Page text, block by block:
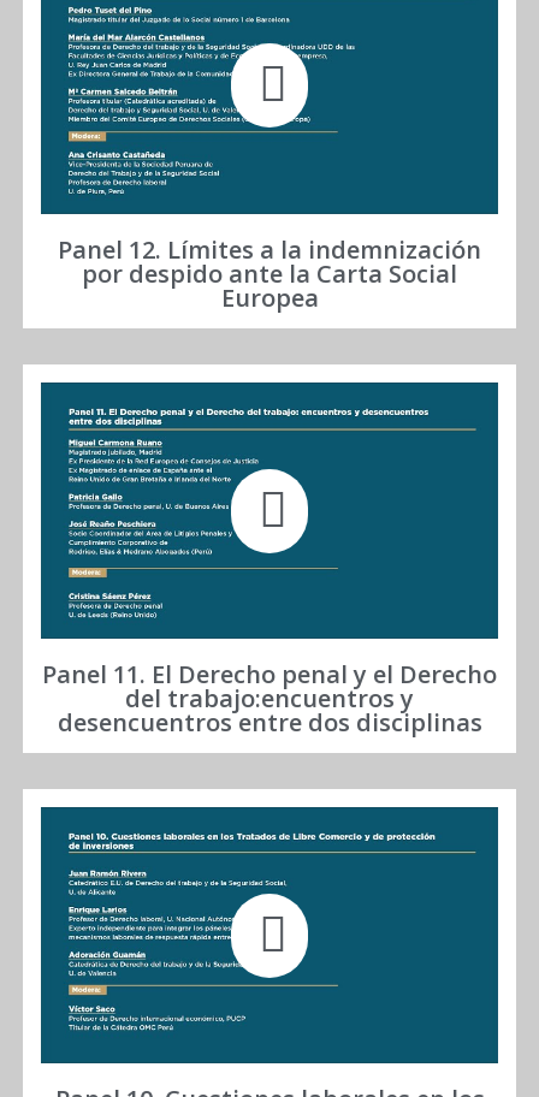
Panel 12. Límites a la indemnización
por despido ante la Carta Social
Europea
Panel 11. El Derecho penal y el Derecho
del trabajo:encuentros y
desencuentros entre dos disciplinas